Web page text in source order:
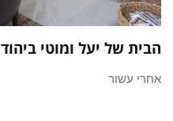
הבית של יעל ומוטי ביהוד
אחרי עשור